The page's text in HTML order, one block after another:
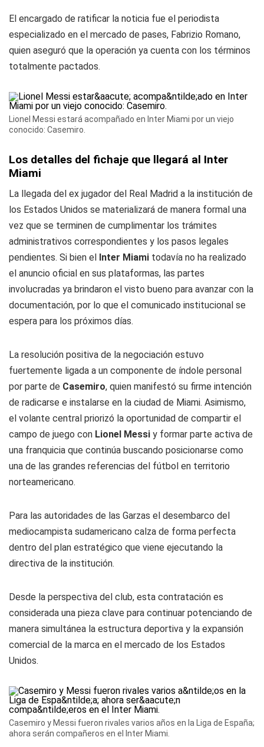
El encargado de ratificar la noticia fue el periodista
especializado en el mercado de pases, Fabrizio Romano,
quien aseguró que la operación ya cuenta con los términos
totalmente pactados.
Lionel Messi estará acompañado en Inter Miami por un viejo
conocido: Casemiro.
Los detalles del fichaje que llegará al Inter
Miami
La llegada del ex jugador del Real Madrid a la institución de
los Estados Unidos se materializará de manera formal una
vez que se terminen de cumplimentar los trámites
administrativos correspondientes y los pasos legales
pendientes. Si bien el Inter Miami todavía no ha realizado
el anuncio oficial en sus plataformas, las partes
involucradas ya brindaron el visto bueno para avanzar con la
documentación, por lo que el comunicado institucional se
espera para los próximos días.
La resolución positiva de la negociación estuvo
fuertemente ligada a un componente de índole personal
por parte de Casemiro, quien manifestó su firme intención
de radicarse e instalarse en la ciudad de Miami. Asimismo,
el volante central priorizó la oportunidad de compartir el
campo de juego con Lionel Messi y formar parte activa de
una franquicia que continúa buscando posicionarse como
una de las grandes referencias del fútbol en territorio
norteamericano.
Para las autoridades de las Garzas el desembarco del
mediocampista sudamericano calza de forma perfecta
dentro del plan estratégico que viene ejecutando la
directiva de la institución.
Desde la perspectiva del club, esta contratación es
considerada una pieza clave para continuar potenciando de
manera simultánea la estructura deportiva y la expansión
comercial de la marca en el mercado de los Estados
Unidos.
Casemiro y Messi fueron rivales varios años en la Liga de España;
ahora serán compañeros en el Inter Miami.